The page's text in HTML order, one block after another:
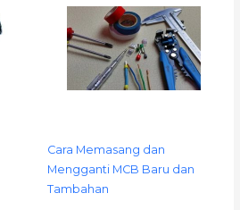
Cara Memasang dan
Mengganti MCB Baru dan
Tambahan